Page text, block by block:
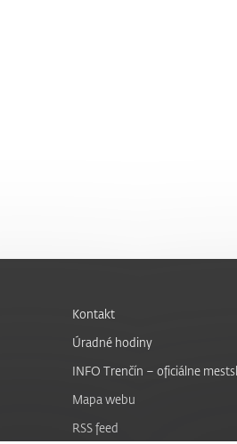
Kontakt
Úradné hodiny
INFO Trenčín – oficiálne
Mapa webu
RSS feed